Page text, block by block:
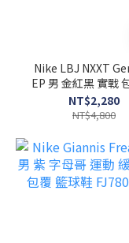
Nike LBJ NXXT
EP 男 金紅黑 實戰
動 緩震 籃球鞋
600
NT$2,280
NT$4,800